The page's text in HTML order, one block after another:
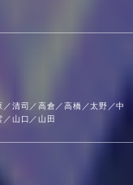
清司／高倉／高橋／太野／中
山口／山田